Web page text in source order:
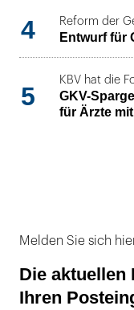
4 Reform der
Entwurf für
5
KBV hat die
GKV-
für Ärzte
Melden Sie sich
Die aktuellen
Ihren